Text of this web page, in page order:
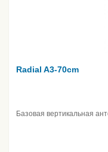
Radial A3-70cm
Базовая вертикальная